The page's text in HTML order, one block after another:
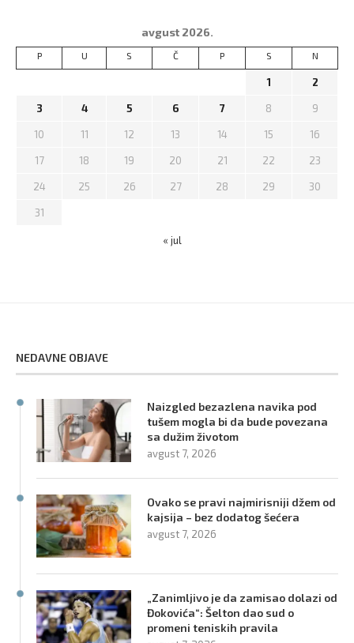
avgust 2026.
P U S Č P S N
1 2
3 4 5 6 7 8 9
10 11 12 13 14 15 16
17 18 19 20 21 22 23
24 25 26 27 28 29 30
31
« jul
NEDAVNE OBJAVE
Naizgled bezazlena navika pod
tušem mogla bi da bude povezana
sa dužim životom
avgust 7, 2026
Ovako se pravi najmirisniji džem od
kajsija – bez dodatog šećera
avgust 7, 2026
„Zanimljivo je da zamisao dolazi od
Đokovića“: Šelton dao sud o
promeni teniskih pravila